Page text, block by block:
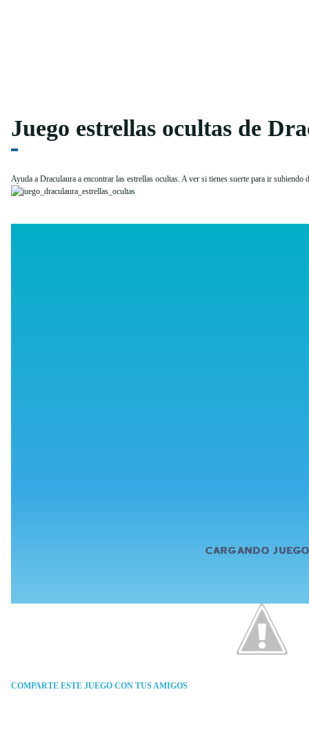
Juego estrellas ocultas de
Ayuda a Draculaura a encontrar las estrellas ocultas. A ver si tienes suerte para ir subiendo
COMPARTE ESTE JUEGO CON TUS AMIGOS